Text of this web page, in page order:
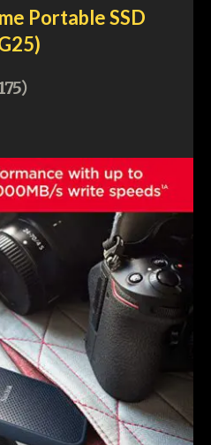
Portable SSD
）